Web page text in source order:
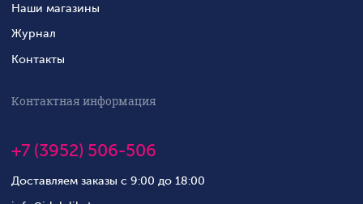
Наши магазины
Журнал
Контакты
Контактная информация
+7 (3952) 506-506
Доставляем заказы с 9:00 до 18:00